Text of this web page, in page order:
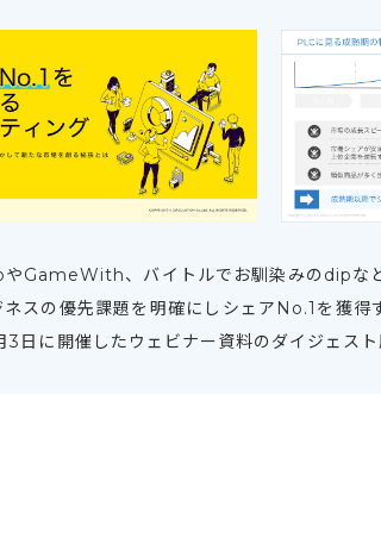
GameWith、バイトルでお馴染みのdipな
ネスの優先課題を明確にしシェアNo.1を獲
日に開催したウェビナー資料のダイジェスト